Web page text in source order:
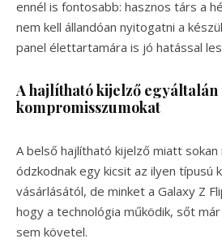
ennél is fontosabb: hasznos társ a
nem kell állandóan nyitogatni a
panel élettartamára is jó hatással
A hajlítható kijelző egyáltalán
kompromisszumokat
A belső hajlítható kijelző miatt sokan
ódzkodnak egy kicsit az ilyen típusú
vásárlásától, de minket a Galaxy Z
hogy a technológia működik, sőt
sem követel.